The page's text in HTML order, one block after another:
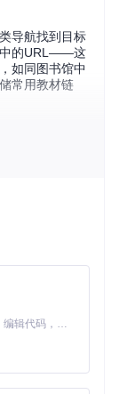
导航找到目标
中的URL——这
如同图书馆中
常用教材链
界面。核心功
准定位资源
功能按钮按
Claude Code 的开源替代方案。连接任意大模型，编辑代码，运行命令，自动验证 — 全自动执行。用 Rust 构建，极致性能。 ｜ An open-source alternative to Claude Code. Connect any LLM, edit code, run commands, and verify changes — autonomously. Built in Rust for speed. Get Started